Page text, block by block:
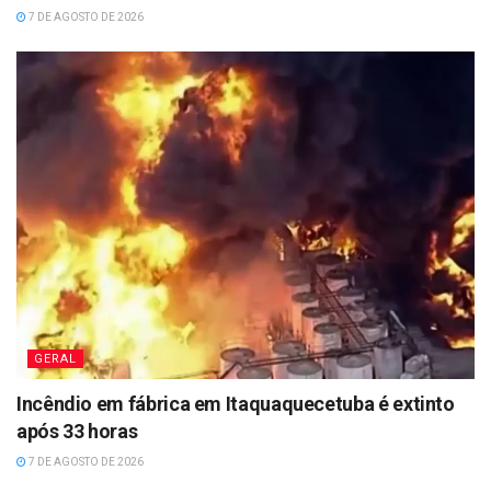
7 DE AGOSTO DE 2026
GERAL
Incêndio em fábrica em Itaquaquecetuba é extinto
após 33 horas
7 DE AGOSTO DE 2026